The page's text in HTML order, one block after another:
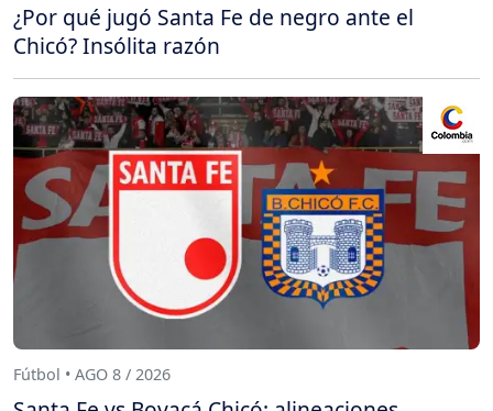
¿Por qué jugó Santa Fe de negro ante el
Chicó? Insólita razón
Fútbol • AGO 8 / 2026